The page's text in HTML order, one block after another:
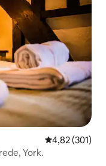
4,82 ud af 5 i
4,82 (301)
York.